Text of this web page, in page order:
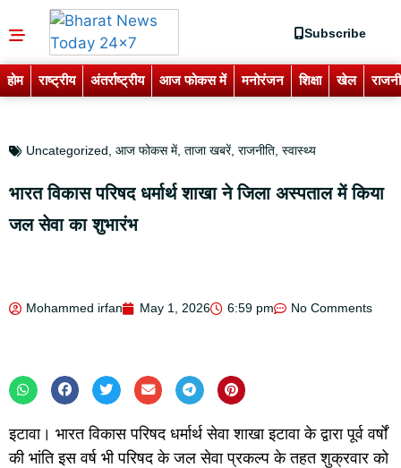
Subscribe
होम राष्ट्रीय अंतर्राष्ट्रीय आज फोकस में मनोरंजन शिक्षा खेल
Uncategorized आज फोकस में, ताजा खबरें, राजनीति स्वास्थ्य
भारत विकास परिषद धर्मार्थ शाखा ने जिला अस्पताल में किया
जल सेवा का शुभारंभ
Mohammed irfan May 1, 2026 6:59 pm No Comments
इटावा। भारत विकास परिषद धर्मार्थ सेवा शाखा इटावा के द्वारा पूर्व वर्षों
की भांति इस वर्ष भी परिषद के जल सेवा प्रकल्प के तहत शुक्रवार को